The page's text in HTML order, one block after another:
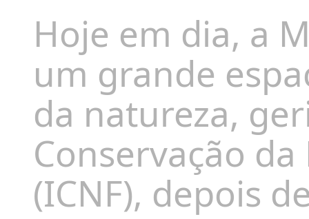
Hoje em dia, a
um grande
da natureza,
Conservação
(ICNF), depois